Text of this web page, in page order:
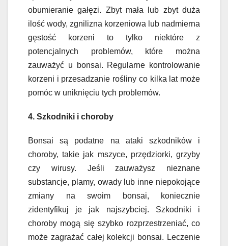
obumieranie gałęzi. Zbyt mała lub zbyt duża
ilość wody, zgnilizna korzeniowa lub nadmierna
gęstość korzeni to tylko niektóre z
potencjalnych problemów, które można
zauważyć u bonsai. Regularne kontrolowanie
korzeni i przesadzanie rośliny co kilka lat może
pomóc w uniknięciu tych problemów.
4. Szkodniki i choroby
Bonsai są podatne na ataki szkodników i
choroby, takie jak mszyce, przędziorki, grzyby
czy wirusy. Jeśli zauważysz nieznane
substancje, plamy, owady lub inne niepokojące
zmiany na swoim bonsai, koniecznie
zidentyfikuj je jak najszybciej. Szkodniki i
choroby mogą się szybko rozprzestrzeniać, co
może zagrażać całej kolekcji bonsai. Leczenie